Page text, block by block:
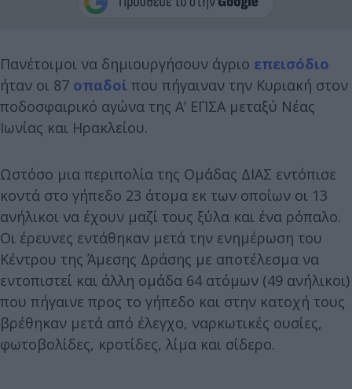
Πανέτοιμοι να δημιουργήσουν άγριο επεισόδιο
ήταν οι 87 οπαδοί που πήγαιναν την Κυριακή στον
ποδοσφαιρικό αγώνα της Α’ ΕΠΣΑ μεταξύ Νέας
Ιωνίας και Ηρακλείου.
Ωστόσο μια περιπολία της Ομάδας ΔΙΑΣ εντόπισε
κοντά στο γήπεδο 23 άτομα εκ των οποίων οι 13
ανήλικοι να έχουν μαζί τους ξύλα και ένα ρόπαλο.
Οι έρευνες εντάθηκαν μετά την ενημέρωση του
Κέντρου της Άμεσης Δράσης με αποτέλεσμα να
εντοπιστεί και άλλη ομάδα 64 ατόμων (49 ανήλικοι)
που πήγαινε προς το γήπεδο και στην κατοχή τους
βρέθηκαν μετά από έλεγχο, ναρκωτικές ουσίες,
φωτοβολίδες, κροτίδες, λίμα και σίδερο.